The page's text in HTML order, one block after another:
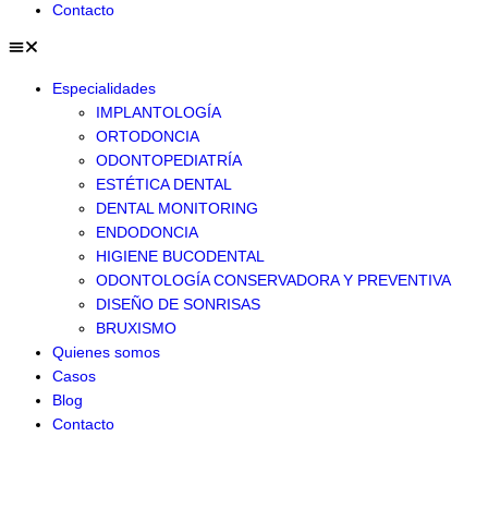
Contacto
Especialidades
IMPLANTOLOGÍA
ORTODONCIA
ODONTOPEDIATRÍA
ESTÉTICA DENTAL
DENTAL MONITORING
ENDODONCIA
HIGIENE BUCODENTAL
ODONTOLOGÍA CONSERVADORA Y PREVENTIVA
DISEÑO DE SONRISAS
BRUXISMO
Quienes somos
Casos
Blog
Contacto